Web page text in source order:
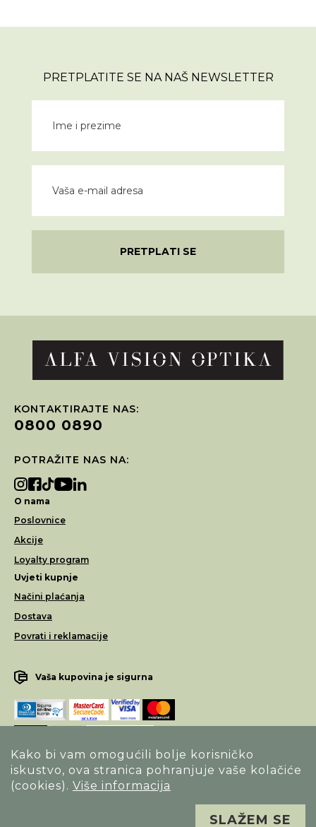
Kako bi vam omogućili bolje korisničko
iskustvo, ova stranica pohranjuje vaše kolačiće
(cookies). Više informacija
SLAŽEM SE
PRETPLATITE SE NA NAŠ NEWSLETTER
PRETPLATI SE
KONTAKTIRAJTE NAS:
0800 0890
POTRAŽITE NAS NA:
O nama
Poslovnice
Akcije
Loyalty program
Uvjeti kupnje
Načini plaćanja
Dostava
Povrati i reklamacije
Vaša kupovina je sigurna
Opći uvjeti poslovanja
Sva prava pridržana. Alfa Vision optika ©